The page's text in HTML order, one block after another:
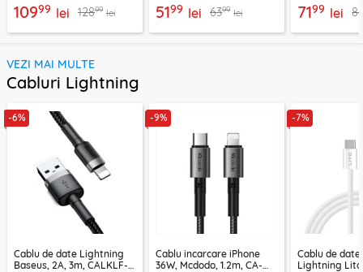
10999 lei 12899 lei 5199 lei 6399 lei 7199 lei
VEZI MAI MULTE
Cabluri Lightning
-6%
Cablu de date Lightning
Baseus, 2A, 3m, CALKLF-
-9%
Cablu incarcare iPhone
36W, Mcdodo, 1.2m, CA-
-7%
Cablu de date
Lightning